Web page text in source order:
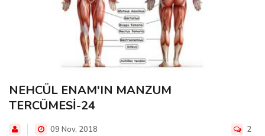
NEHCÜL ENAM'IN MANZUM
TERCÜMESİ-24
09 Nov, 2018 2